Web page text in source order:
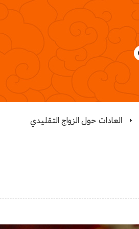
العادات حول الزواج التقليدي